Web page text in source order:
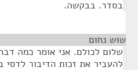
בסדר. בבקשה.
שוש נחום
שלום לכולם. אני אומר כמה
להעביר את זכות הדיבור לדסי